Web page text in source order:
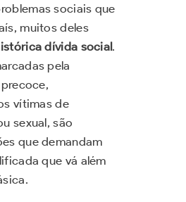
sociais que
muitos deles
dívida social.
pela
vítimas de
sexual, são
que demandam
que vá além